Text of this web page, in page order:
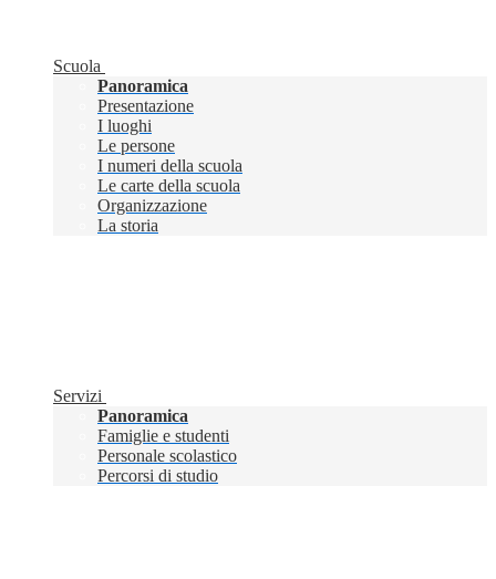
Scuola
Panoramica
Presentazione
I luoghi
Le persone
I numeri della scuola
Le carte della scuola
Organizzazione
La storia
Servizi
Panoramica
Famiglie e studenti
Personale scolastico
Percorsi di studio